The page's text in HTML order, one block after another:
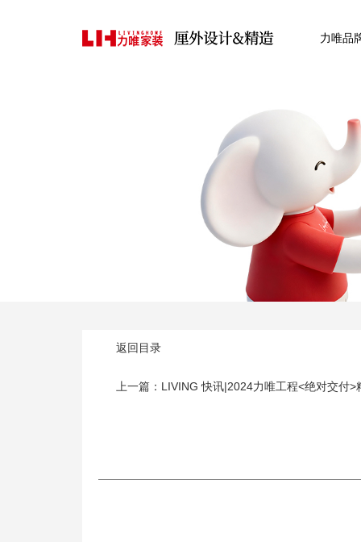
力唯品
返回目录
上一篇：LIVING 快讯|2024力唯工程<绝对交付>